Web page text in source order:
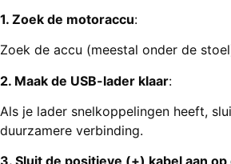
1. Zoek de motoraccu:
Zoek de accu (meestal onder de
2. Maak de USB-lader klaar:
Als je lader snelkoppelingen heeft,
duurzamere verbinding.